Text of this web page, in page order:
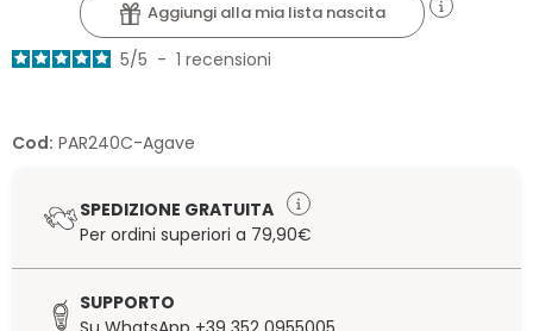
Aggiungi alla mia lista nascita
5/5 - 1 recensioni
Cod: PAR240C-Agave
SPEDIZIONE GRATUITA
Per ordini superiori a 79,90€
SUPPORTO